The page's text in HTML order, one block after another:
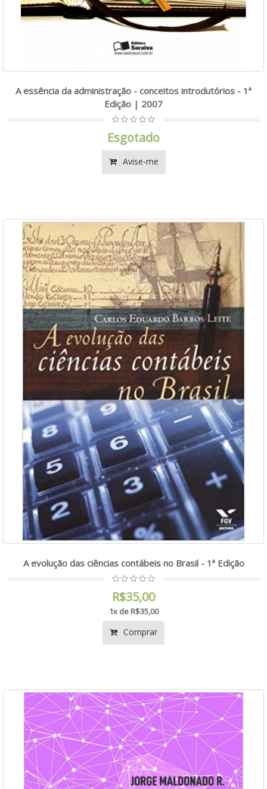
A essência da administração - conceitos introdutórios - 1ª
Edição | 2007
Esgotado
Avise-me
A evolução das ciências contábeis no Brasil - 1ª Edição
R$35,00
1x de R$35,00
Comprar